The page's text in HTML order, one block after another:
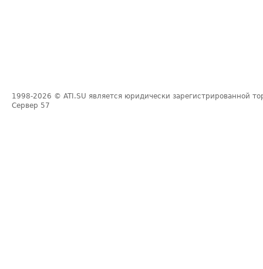
1998-2026 © ATI.SU является юридически зарегистрированной
Сервер 57